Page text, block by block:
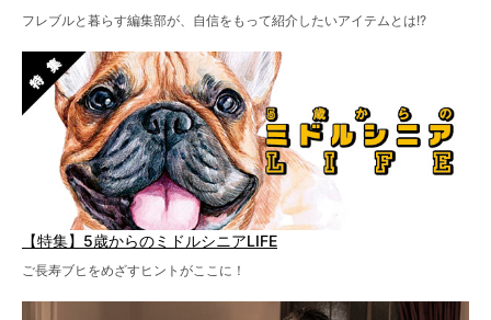
フレブルと暮らす編集部が、自信をもって紹介したいアイテムとは!?
【特集】5歳からのミドルシニアLIFE
ご長寿ブヒをめざすヒントがここに！